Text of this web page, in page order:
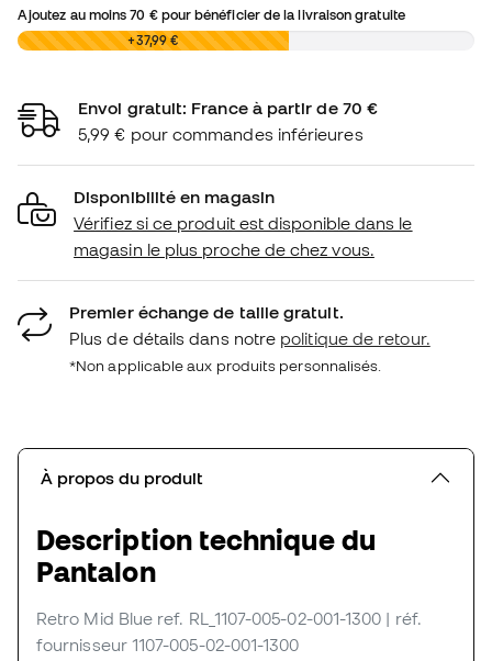
Ajoutez au moins70 €pour bénéficier de la livraison gratuite
0,00 € +37,99 €
Envoi gratuit: France à partir de 70 €
5,99 € pour commandes inférieures
Disponibilité en magasin
Vérifiez si ce produit est disponible dans le
magasin le plus proche de chez vous.
Premier échange de taille gratuit.
Plus de détails dans notre politique de retour.
*Non applicable aux produits personnalisés.
À propos du produit
Description technique du
Pantalon
Retro Mid Blue ref. RL_1107-005-02-001-1300 | réf.
fournisseur 1107-005-02-001-1300